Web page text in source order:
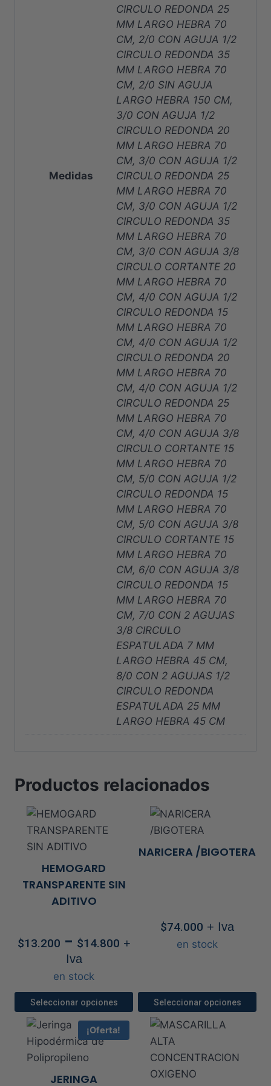
Medidas
CIRCULO REDONDA 25
MM LARGO HEBRA 70
CM, 2/0 CON AGUJA 1/2
CIRCULO REDONDA 35
MM LARGO HEBRA 70
CM, 2/0 SIN AGUJA
LARGO HEBRA 150 CM,
3/0 CON AGUJA 1/2
CIRCULO REDONDA 20
MM LARGO HEBRA 70
CM, 3/0 CON AGUJA 1/2
CIRCULO REDONDA 25
MM LARGO HEBRA 70
CM, 3/0 CON AGUJA 1/2
CIRCULO REDONDA 35
MM LARGO HEBRA 70
CM, 3/0 CON AGUJA 3/8
CIRCULO CORTANTE 20
MM LARGO HEBRA 70
CM, 4/0 CON AGUJA 1/2
CIRCULO REDONDA 15
MM LARGO HEBRA 70
CM, 4/0 CON AGUJA 1/2
CIRCULO REDONDA 20
MM LARGO HEBRA 70
CM, 4/0 CON AGUJA 1/2
CIRCULO REDONDA 25
MM LARGO HEBRA 70
CM, 4/0 CON AGUJA 3/8
CIRCULO CORTANTE 15
MM LARGO HEBRA 70
CM, 5/0 CON AGUJA 1/2
CIRCULO REDONDA 15
MM LARGO HEBRA 70
CM, 5/0 CON AGUJA 3/8
CIRCULO CORTANTE 15
MM LARGO HEBRA 70
CM, 6/0 CON AGUJA 3/8
CIRCULO REDONDA 15
MM LARGO HEBRA 70
CM, 7/0 CON 2 AGUJAS
3/8 CIRCULO
ESPATULADA 7 MM
LARGO HEBRA 45 CM,
8/0 CON 2 AGUJAS 1/2
CIRCULO REDONDA
ESPATULADA 25 MM
LARGO HEBRA 45 CM
Productos relacionados
HEMOGARD
TRANSPARENTE SIN
ADITIVO
$13.200 - $14.800Rango
desde
$13.200
hasta
$14.800
+
Iva
en stock
Seleccionar opciones
Este
producto
tiene
NARICERA /BIGOTERA
$74.000 + Iva
en stock
Seleccionar opciones
Este
tiene
¡Oferta!
JERINGA